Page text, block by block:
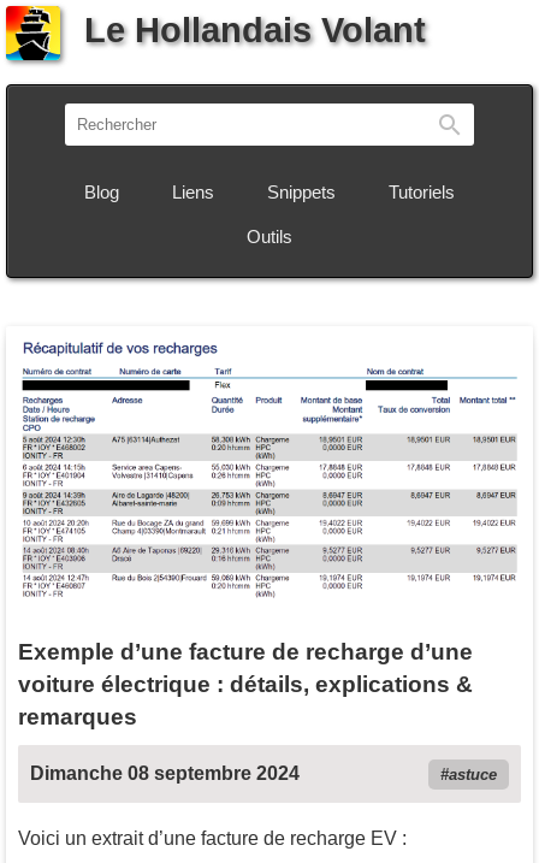
Le Hollandais Volant
Blog Liens Snippets Tutoriels
Outils
Exemple d’une facture de recharge d’une
voiture électrique : détails, explications &
remarques
Dimanche 08 septembre 2024 astuce
Voici un extrait d’une facture de recharge EV :